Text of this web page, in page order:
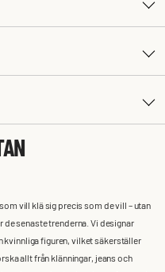
vill klä sig precis som de vill – utan
senaste trenderna. Vi designar
kvinnliga figuren, vilket säkerställer
allt från klänningar, jeans och